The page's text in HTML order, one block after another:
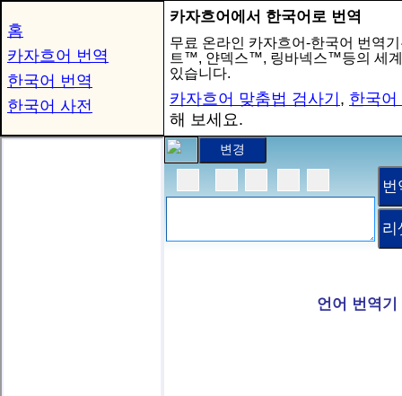
홈
카자흐어 번역
한국어 번역
한국어 사전
카자흐어에서 한국어로 번역
무료 온라인 카자흐어-한국어 번역
트™, 얀덱스™, 링바넥스™등의 세
있습니다.
카자흐어 맞춤법 검사기 , 한국
해 보세요.